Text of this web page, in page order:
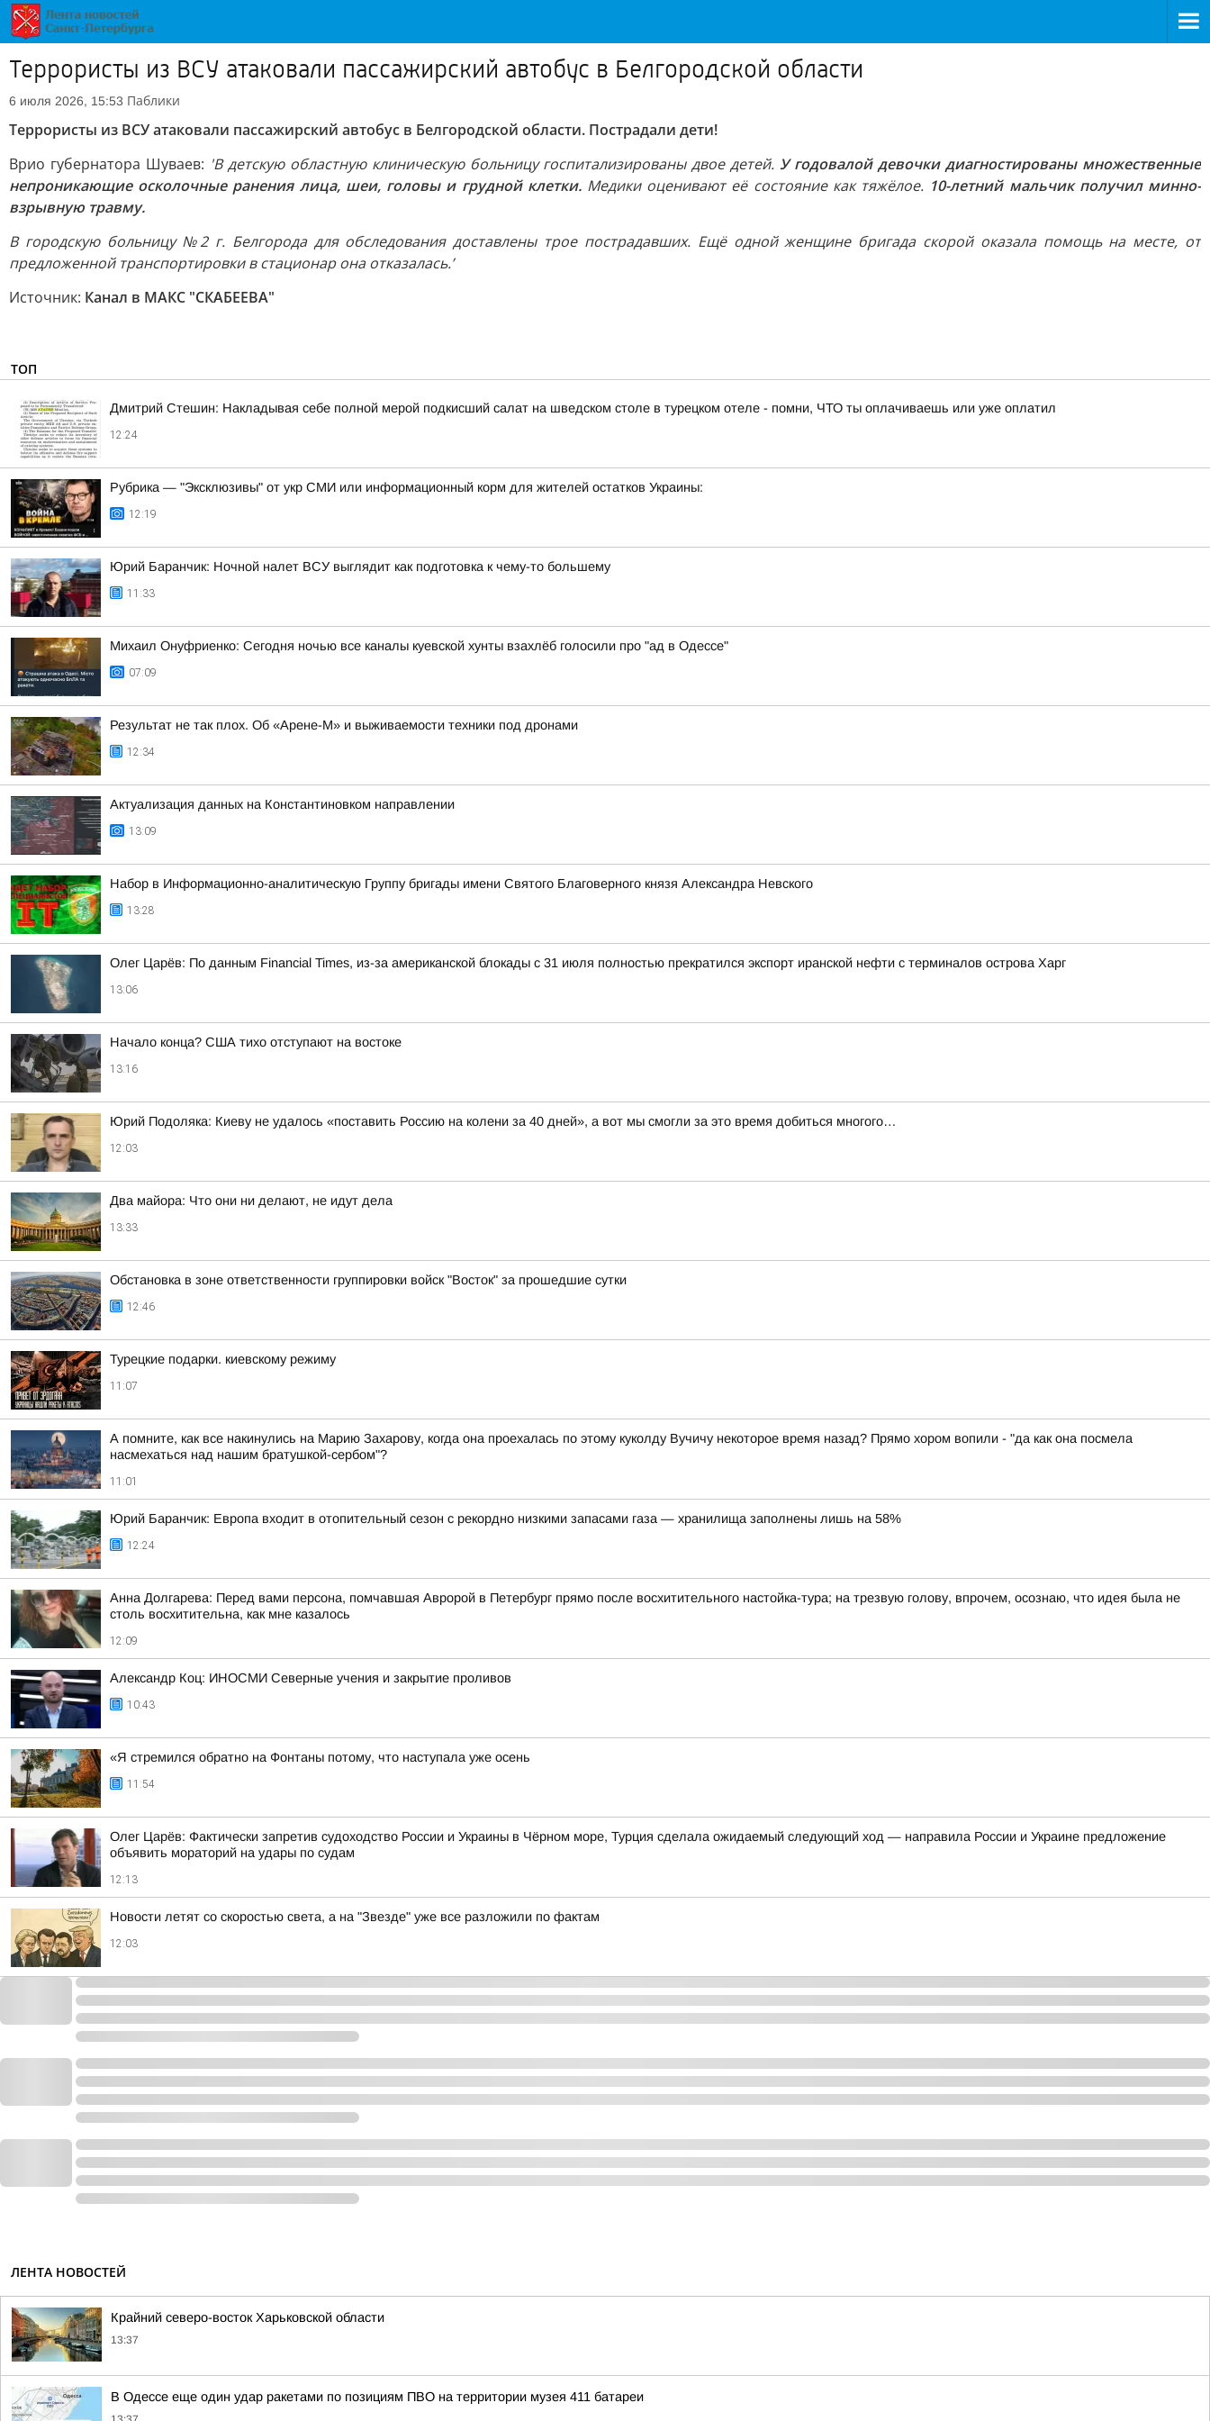
Террористы из ВСУ атаковали пассажирский автобус в Белгородской области
6 июля 2026, 15:53 Паблики
Террористы из ВСУ атаковали пассажирский автобус в Белгородской области. Пострадали дети!
Врио губернатора Шуваев: 'В детскую областную клиническую больницу госпитализированы двое детей.У годовалой девочки диагностированы множественные
непроникающие осколочные ранения лица, шеи, головы и грудной клетки. Медики оценивают её состояние как тяжёлое. 10-летний мальчик получил минно-
взрывную травму.
В городскую больницу №2 г. Белгорода для обследования доставлены трое пострадавших. Ещё одной женщине бригада скорой оказала помощь на месте, от
предложенной транспортировки в стационар она отказалась.’
Источник: Канал в МАКС "СКАБЕЕВА"
ТОП
Дмитрий Стешин: Накладывая себе полной мерой подкисший салат на шведском столе в турецком отеле - помни, ЧТО ты оплачиваешь или уже оплатил
12:24
Рубрика — "Эксклюзивы" от укр СМИ или информационный корм для жителей остатков Украины:
12:19
Юрий Баранчик: Ночной налет ВСУ выглядит как подготовка к чему-то большему
11:33
Михаил Онуфриенко: Сегодня ночью все каналы куевской хунты взахлёб голосили про "ад в Одессе"
07:09
Результат не так плох. Об «Арене-М» и выживаемости техники под дронами
12:34
Актуализация данных на Константиновком направлении
13:09
Набор в Информационно-аналитическую Группу бригады имени Святого Благоверного князя Александра Невского
13:28
Олег Царёв: По данным Financial Times, из-за американской блокады с 31 июля полностью прекратился экспорт иранской нефти с терминалов острова Харг
13:06
Начало конца? США тихо отступают на востоке
13:16
Юрий Подоляка: Киеву не удалось «поставить Россию на колени за 40 дней», а вот мы смогли за это время добиться многого…
12:03
Два майора: Что они ни делают, не идут дела
13:33
Обстановка в зоне ответственности группировки войск "Восток" за прошедшие сутки
12:46
Турецкие подарки. киевскому режиму
11:07
А помните, как все накинулись на Марию Захарову, когда она проехалась по этому куколду Вучичу некоторое время назад? Прямо хором вопили - "да как она посмела
насмехаться над нашим братушкой-сербом"?
11:01
Юрий Баранчик: Европа входит в отопительный сезон с рекордно низкими запасами газа — хранилища заполнены лишь на 58%
12:24
Анна Долгарева: Перед вами персона, помчавшая Авророй в Петербург прямо после восхитительного настойка-тура; на трезвую голову, впрочем, осознаю, что идея была не
столь восхитительна, как мне казалось
12:09
Александр Коц: ИНОСМИ Северные учения и закрытие проливов
10:43
«Я стремился обратно на Фонтаны потому, что наступала уже осень
11:54
Олег Царёв: Фактически запретив судоходство России и Украины в Чёрном море, Турция сделала ожидаемый следующий ход — направила России и Украине предложение
объявить мораторий на удары по судам
12:13
Новости летят со скоростью света, а на "Звезде" уже все разложили по фактам
12:03
ЛЕНТА НОВОСТЕЙ
Крайний северо-восток Харьковской области
13:37
В Одессе еще один удар ракетами по позициям ПВО на территории музея 411 батареи